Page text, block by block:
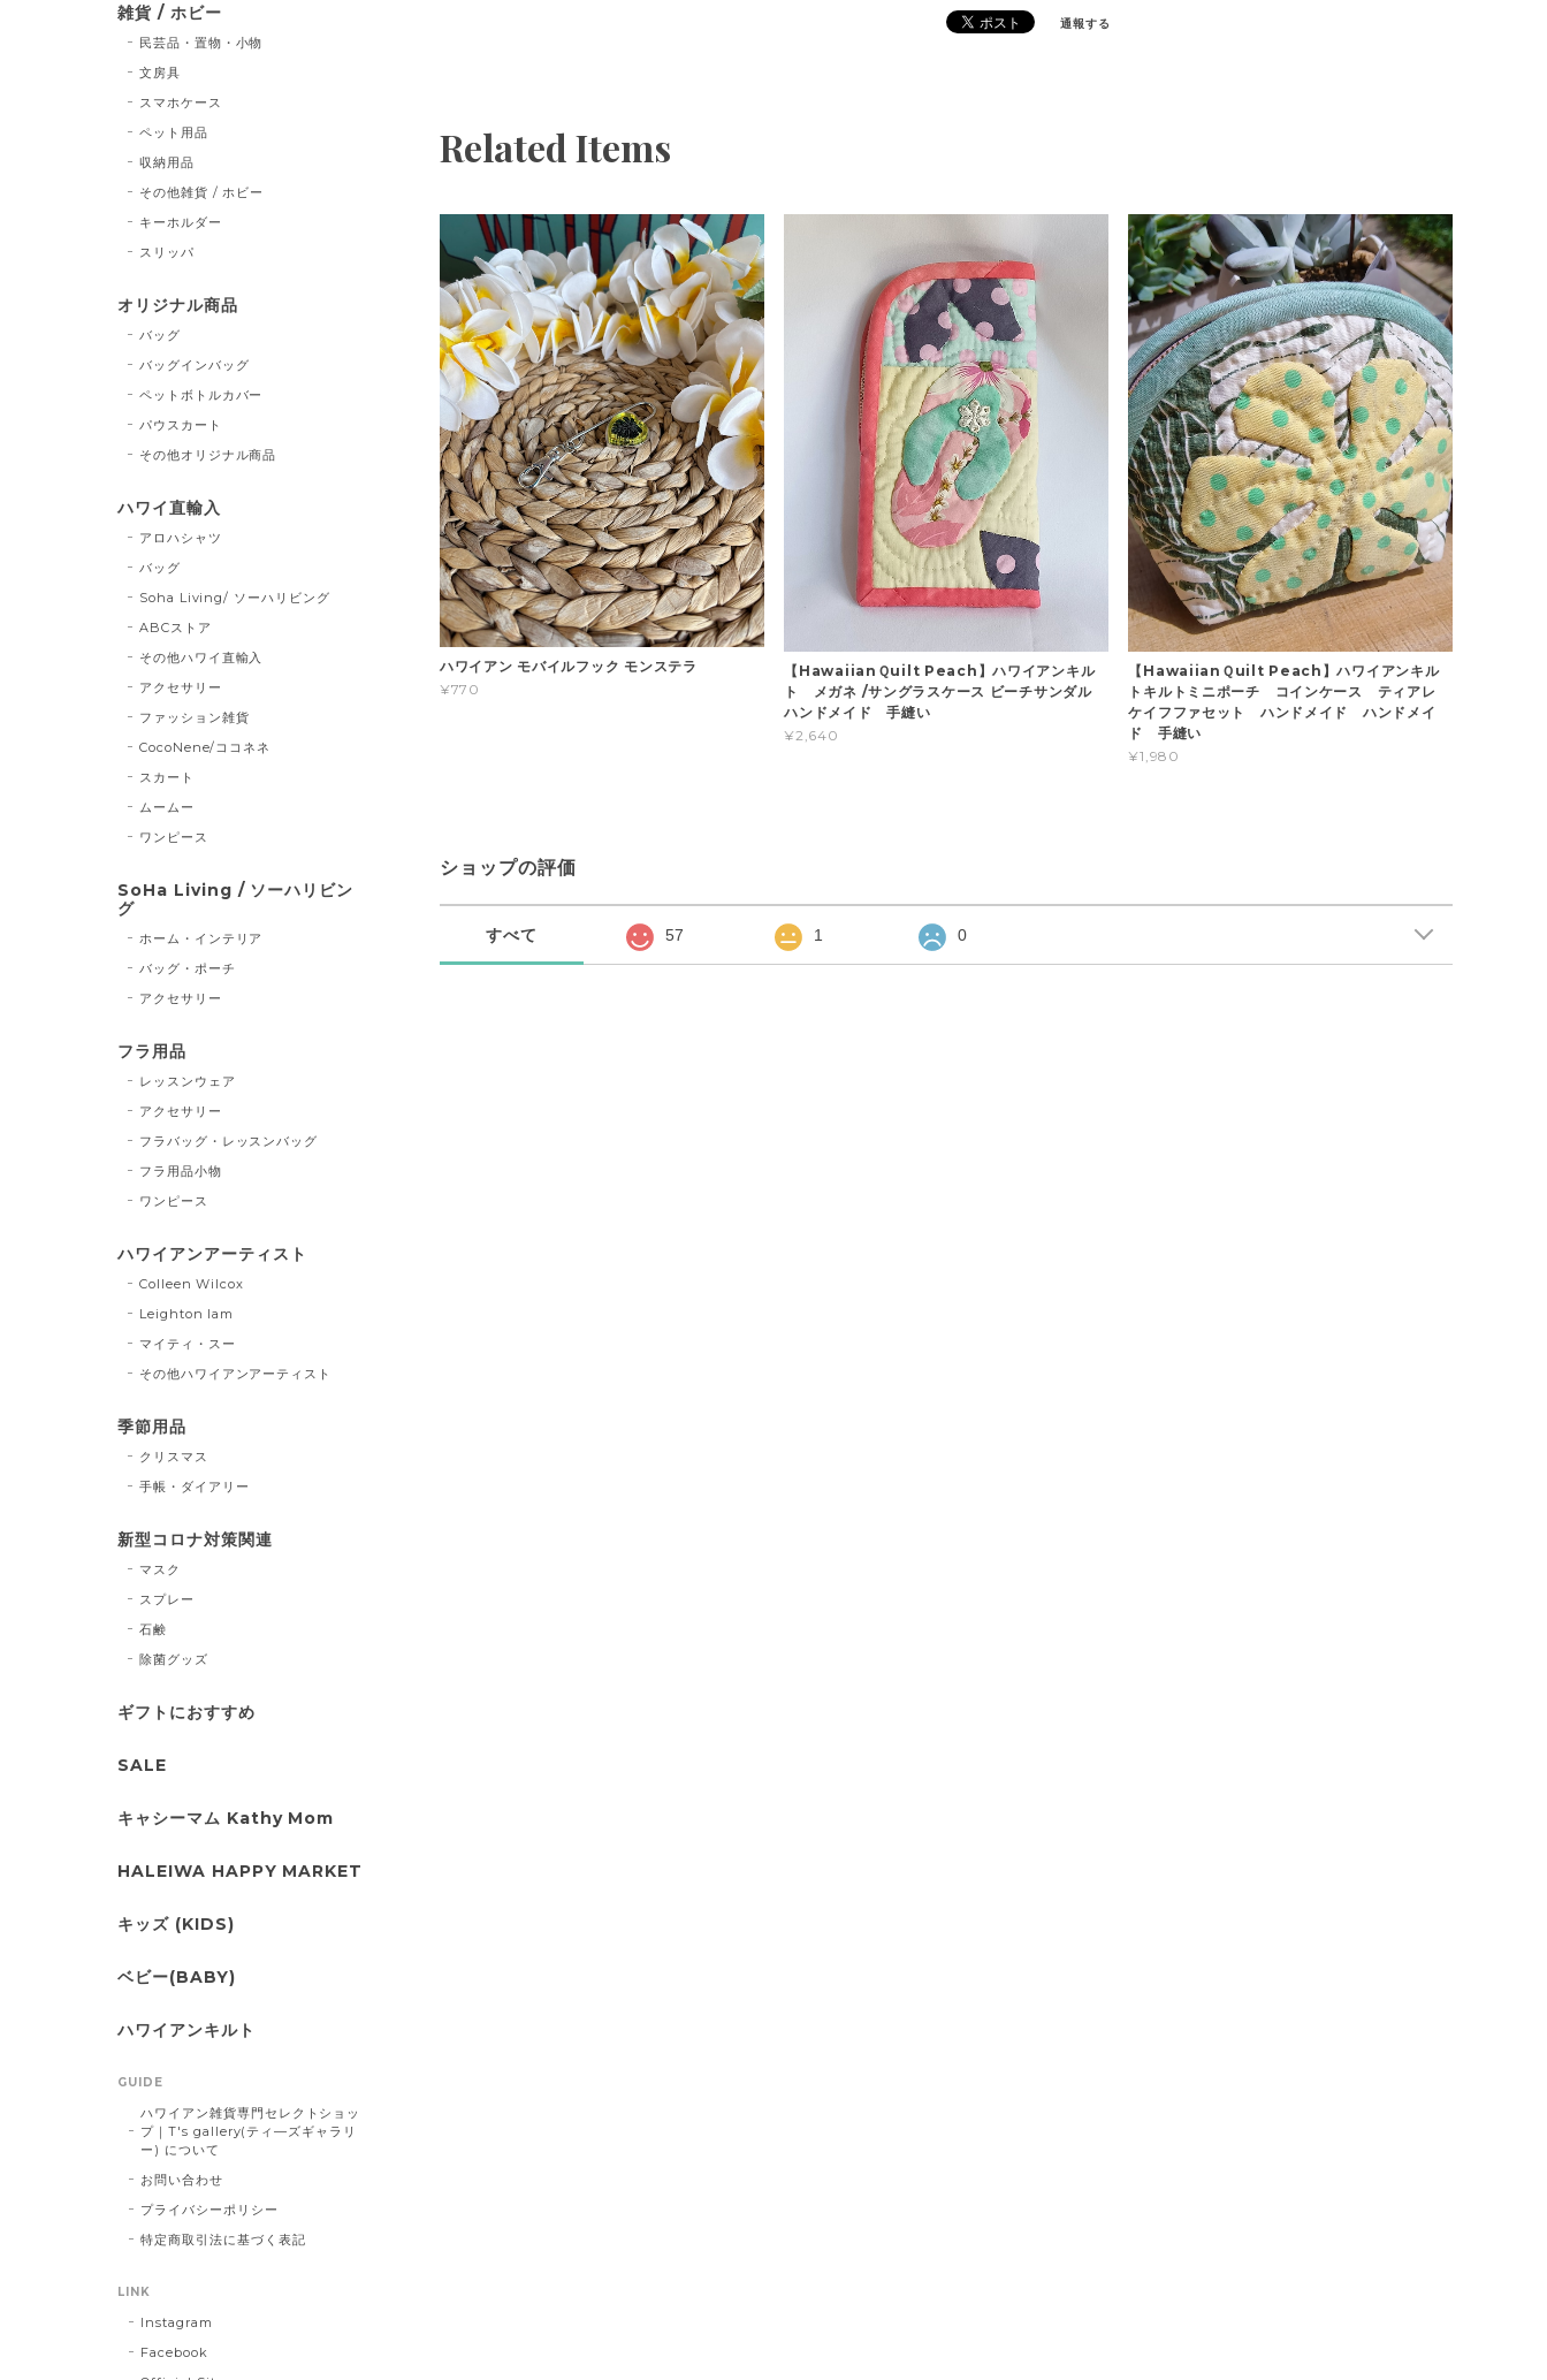
通報する
Related Items
ハワイアン モバイルフック モンステラ
¥770
【HawaiianＱuilt Peach】ハワイアンキル
ト メガネ /サングラスケース ビーチサンダル
ハンドメイド 手縫い
¥2,640
【HawaiianＱuilt Peach】ハワイアンキル
トキルトミニポーチ コインケース ティアレ
ケイフファセット ハンドメイド ハンドメイ
ド 手縫い
¥1,980
ショップの評価
すべて 57 1 0
雑貨 / ホビー
民芸品・置物・小物
文房具
スマホケース
ペット用品
収納用品
その他雑貨 / ホビー
キーホルダー
スリッパ
オリジナル商品
バッグ
バッグインバッグ
ペットボトルカバー
パウスカート
その他オリジナル商品
ハワイ直輸入
アロハシャツ
バッグ
Soha Living/ ソーハリビング
ABCストア
その他ハワイ直輸入
アクセサリー
ファッション雑貨
CocoNene/ココネネ
スカート
ムームー
ワンピース
SoHa Living / ソーハリビン
グ
ホーム・インテリア
バッグ・ポーチ
アクセサリー
フラ用品
レッスンウェア
アクセサリー
フラバッグ・レッスンバッグ
フラ用品小物
ワンピース
ハワイアンアーティスト
Colleen Wilcox
Leighton lam
マイティ・スー
その他ハワイアンアーティスト
季節用品
クリスマス
手帳・ダイアリー
新型コロナ対策関連
マスク
スプレー
石鹸
除菌グッズ
ギフトにおすすめ
SALE
キャシーマム Kathy Mom
HALEIWA HAPPY MARKET
キッズ (KIDS)
ベビー(BABY)
ハワイアンキルト
GUIDE
ハワイアン雑貨専門セレクトショッ
プ｜T's gallery(ティ―ズギャラリ
ー) について
お問い合わせ
プライバシーポリシー
特定商取引法に基づく表記
LINK
Instagram
Facebook